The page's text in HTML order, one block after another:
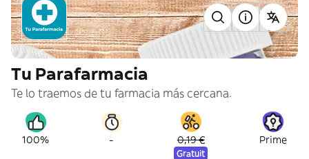
Tu Parafarmacia
Te lo traemos de tu farmacia más cercana.
100% - 0,19 €
Gratuit
Prime